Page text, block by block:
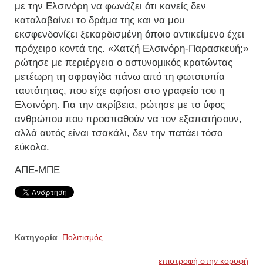
με την Ελσινόρη να φωνάζει ότι κανείς δεν
καταλαβαίνει το δράμα της και να μου
εκσφενδονίζει ξεκαρδισμένη όποιο αντικείμενο έχει
πρόχειρο κοντά της. «Χατζή Ελσινόρη-Παρασκευή;»
ρώτησε με περιέργεια ο αστυνομικός κρατώντας
μετέωρη τη σφραγίδα πάνω από τη φωτοτυπία
ταυτότητας, που είχε αφήσει στο γραφείο του η
Ελσινόρη. Για την ακρίβεια, ρώτησε με το ύφος
ανθρώπου που προσπαθούν να τον εξαπατήσουν,
αλλά αυτός είναι τσακάλι, δεν την πατάει τόσο
εύκολα.
ΑΠΕ-ΜΠΕ
Κατηγορία Πολιτισμός
επιστροφή στην κορυφή